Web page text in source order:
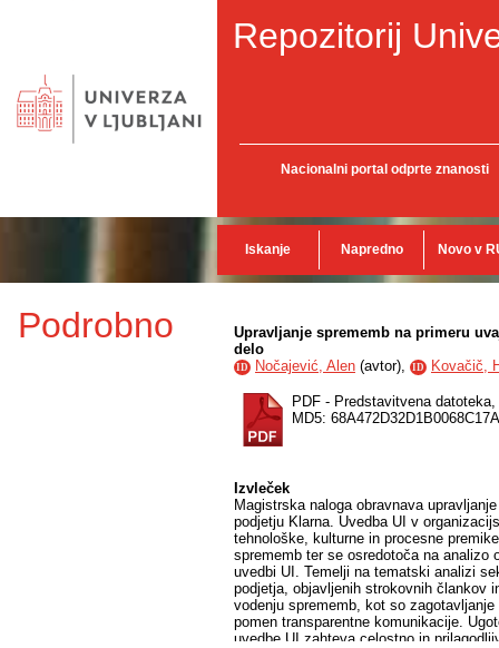
Repozitorij
Nacionalni portal odprte znanosti
Iskanje Napredno Novo v
Podrobno
Upravljanje sprememb na primeru
delo
ID Nočajević, Alen (avtor), ID Kovačič,
PDF - Predstavitvena datoteka,
MD5:
Izvleček
Magistrska naloga obravnava
podjetju Klarna. Uvedba UI v
tehnološke, kulturne in procesne
sprememb ter se osredotoča na
uvedbi UI. Temelji na tematski analizi
podjetja, objavljenih strokovnih člankov
vodenju sprememb, kot so
pomen transparentne komunikacije.
uvedbe UI zahteva celostno in